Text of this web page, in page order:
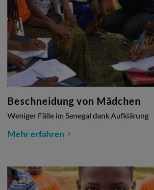
Beschneidung von Mädchen
Weniger Fälle im Senegal dank Aufklärung
Mehr erfahren